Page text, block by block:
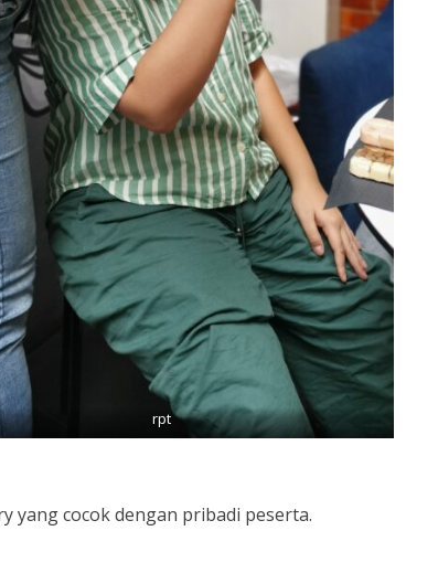
rpt
yang cocok dengan pribadi peserta.